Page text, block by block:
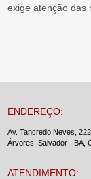
exige atenção das
ENDEREÇO:
Av. Tancredo Neves,
Árvores, Salvador - BA,
ATENDIMENTO: